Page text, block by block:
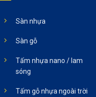
Sàn nhựa
Sàn gỗ
Tấm nhựa nano / lam
sóng
Tấm gỗ nhựa ngoài trời